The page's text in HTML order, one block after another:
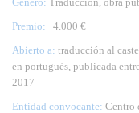
Premio:
4.000 €
Abierto a: traducción al
en portugués, publicada
2017
Entidad convocante: Centro